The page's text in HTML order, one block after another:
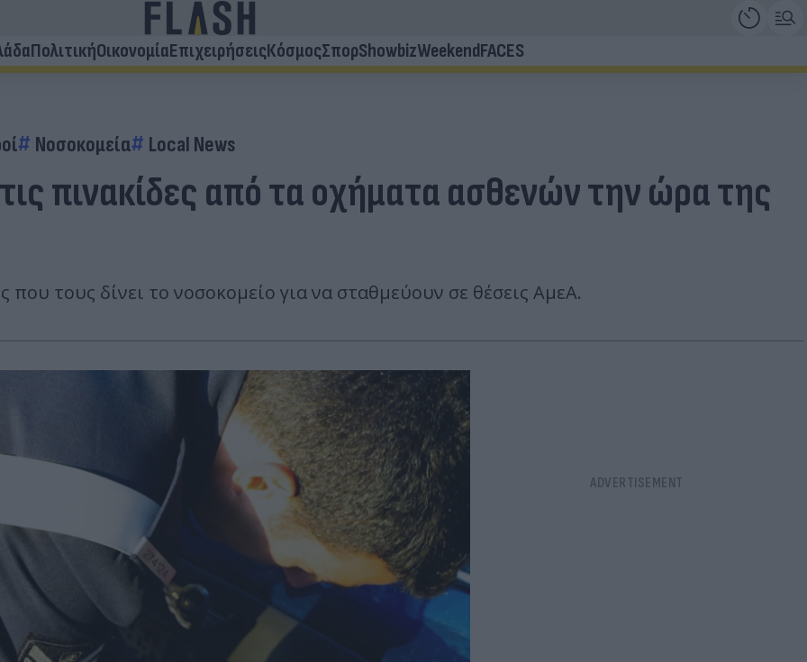
ΠολιτικήΟικονομίαΕπιχειρήσειςΚόσμοςΣπορShowbizWeekendFACES
Νοσοκομεία Local News
πινακίδες από τα οχήματα ασθενών την ώρα της
τους δίνει το νοσοκομείο για να σταθμεύουν σε θέσεις ΑμεΑ.